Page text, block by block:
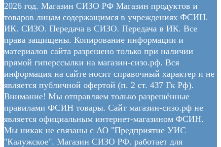
2026 год. Магазин СИЗО РФ Магазин продуктов и
товаров лицам содержащимся в учреждениях ФСИН.
ИК. СИЗО. Передача в СИЗО. Передача в ИК. Все
права защищены. Копирование информации и
материалов сайта разрешено только при наличии
прямой гиперссылки на магазин-сизо.рф. Вся
информация на сайте носит справочный характер и не
является публичной офертой (п. 2 ст. 437 Гк Рф).
Внимание! Мы отправляем только разрешённые
правилами ФСИН товары. Сайт магазин-сизо.рф не
является официальным интернет-магазином ФСИН.
Мы никак не связаны с АО "Предприятие УИС
"Калужское". Магазин СИЗО РФ. работает для